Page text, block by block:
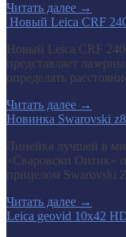
Читать далее →
Новый Leica CRF
Новый Leica CRF
представляет
определять
Читать далее →
Новинка Swarovski
Линейка лучшей в
«Сваровски Оптик»
прицелом Swarovski
Читать далее →
Leica geovid 10x42